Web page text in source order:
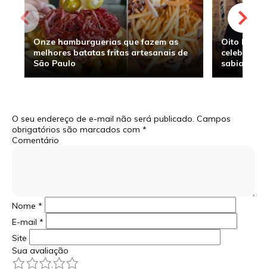
Onze hamburguerias que fazem as
melhores batatas fritas artesanais de
São Paulo
Oito
sabia
O seu endereço de e-mail não será publicado. Campos
obrigatórios são marcados com *
Comentário
Nome *
E-mail *
Site
Sua avaliação
5
4
3
2